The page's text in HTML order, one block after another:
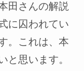
田さんの解説
に囚われてい
。これは、本
と思います。